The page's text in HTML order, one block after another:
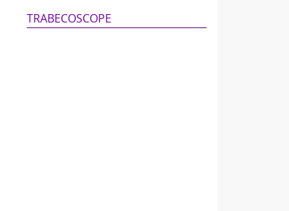
TRABECOSCOPE